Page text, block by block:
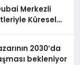
Merkezli
Küresel
2030’da
bekleniyor